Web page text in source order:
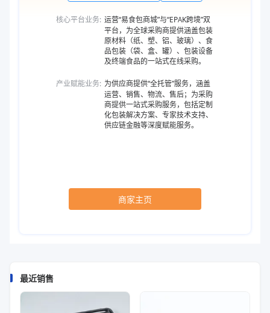
核心平台业务: 运营“易食包商城”与“EPAK跨境”双
平台，为全球采购商提供涵盖包装
原材料（纸、塑、铝、玻璃）、食
品包装（袋、盒、罐）、包装设备
及终端食品的一站式在线采购。
产业赋能业务: 为供应商提供“全托管”服务，涵盖
运营、销售、物流、售后；为采购
商提供一站式采购服务，包括定制
化包装解决方案、专家技术支持、
供应链金融等深度赋能服务。
商家主页
最近销售